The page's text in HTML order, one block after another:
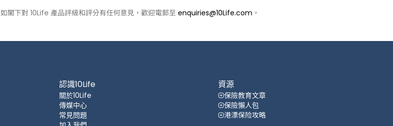
如閣下對 10Life 產品評級和評分有任何意見，歡迎電郵至 enquiries@10Life.com 。
認識10Life
關於10Life
傳媒中心
常見問題
資源
保險教育文章
保險懶人包
港漂保险攻略